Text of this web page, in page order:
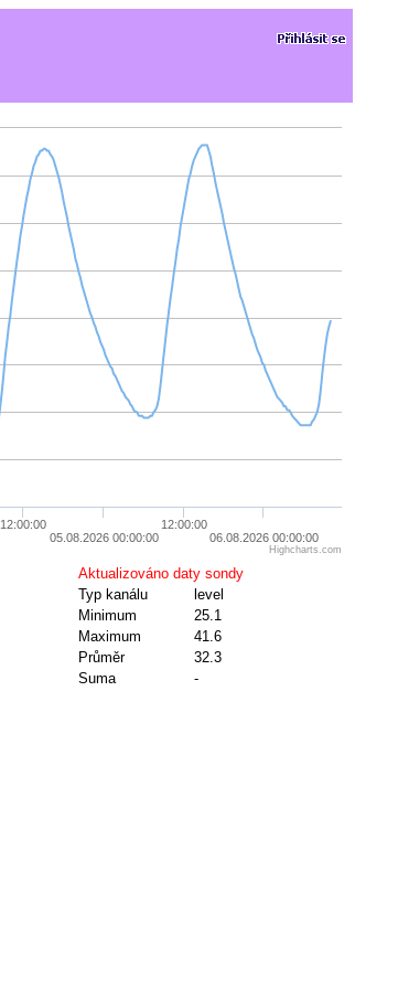
12:00:00
05.08.2026 00:00:00
12:00:00
06.08.2026 00:00:00
Highcharts.com
Aktualizováno daty sondy
Typ kanálu
level
Minimum
25.1
Maximum
41.6
Průměr
32.3
Suma
-